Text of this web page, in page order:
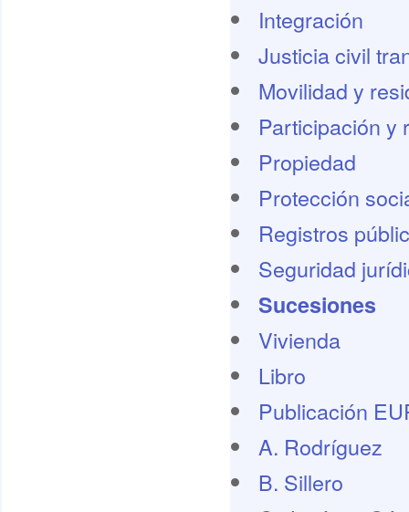
Integración
Justicia civil
Movilidad y
Participación y
Propiedad
Protección
Registros
Seguridad
Sucesiones
Vivienda
Libro
Publicación
A. Rodríguez
B. Sillero